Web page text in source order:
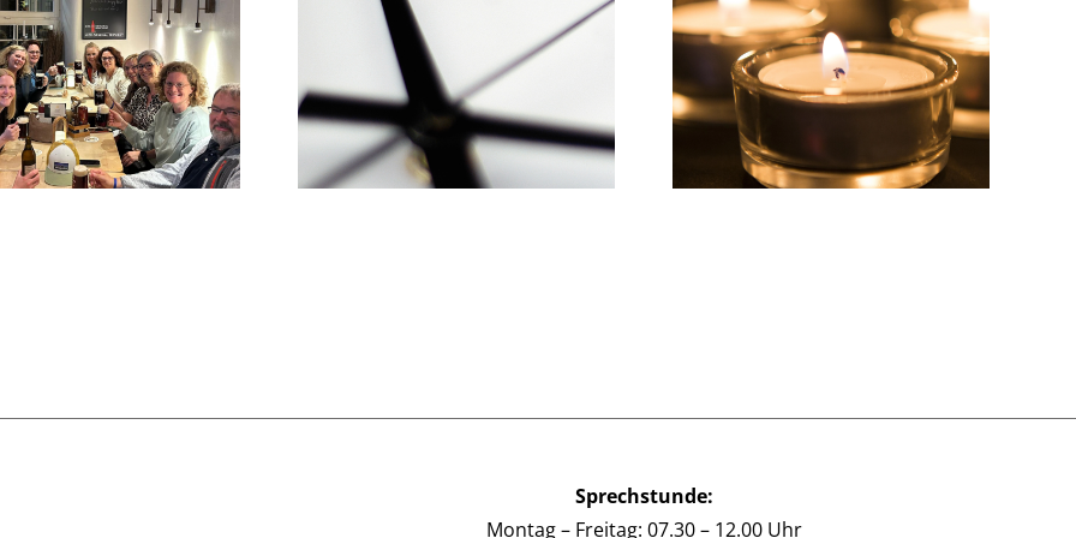
Info zu
Praxissprechzeiten im
Juni
Ein letzter Gruß…
Wir wünschen einen
schönen Sommer!
Sprechstunde:
Montag – Freitag: 07.30 – 12.00 Uhr